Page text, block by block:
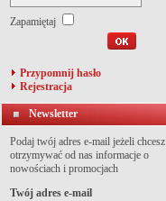
Zapamiętaj
Przypomnij hasło
Rejestracja
Newsletter
Podaj twój adres e-mail jeżeli chcesz
otrzymywać od nas informacje o
nowościach i promocjach
Twój adres e-mail